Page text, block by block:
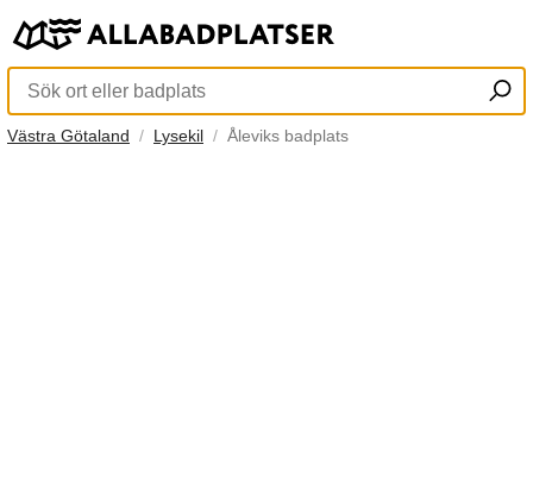
Västra Götaland Lysekil Åleviks badplats